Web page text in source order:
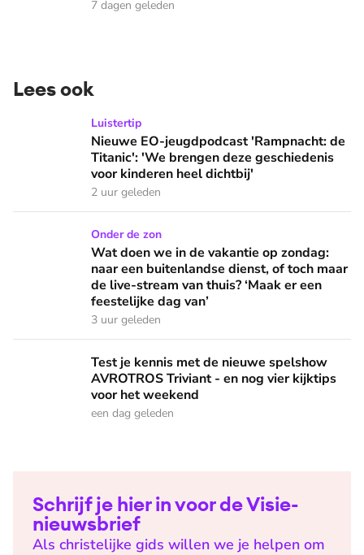
7 dagen geleden
Lees ook
Nieuwe EO-jeugdpodcast 'Rampnacht: de Titanic': 'We
Luistertip
Nieuwe EO-jeugdpodcast 'Rampnacht: de
Titanic': 'We brengen deze geschiedenis
voor kinderen heel dichtbij'
2 uur geleden
Wat doen we in de vakantie op zondag: naar een
Onder de zon
Wat doen we in de vakantie op zondag:
naar een buitenlandse dienst, of toch maar
de live-stream van thuis? ‘Maak er een
feestelijke dag van’
3 uur geleden
Test je kennis met de nieuwe spelshow AVROTROS
Test je kennis met de nieuwe spelshow
AVROTROS Triviant - en nog vier kijktips
voor het weekend
een dag geleden
Schrijf je hier in voor de Visie-
nieuwsbrief
Als christelijke gids willen we je helpen om